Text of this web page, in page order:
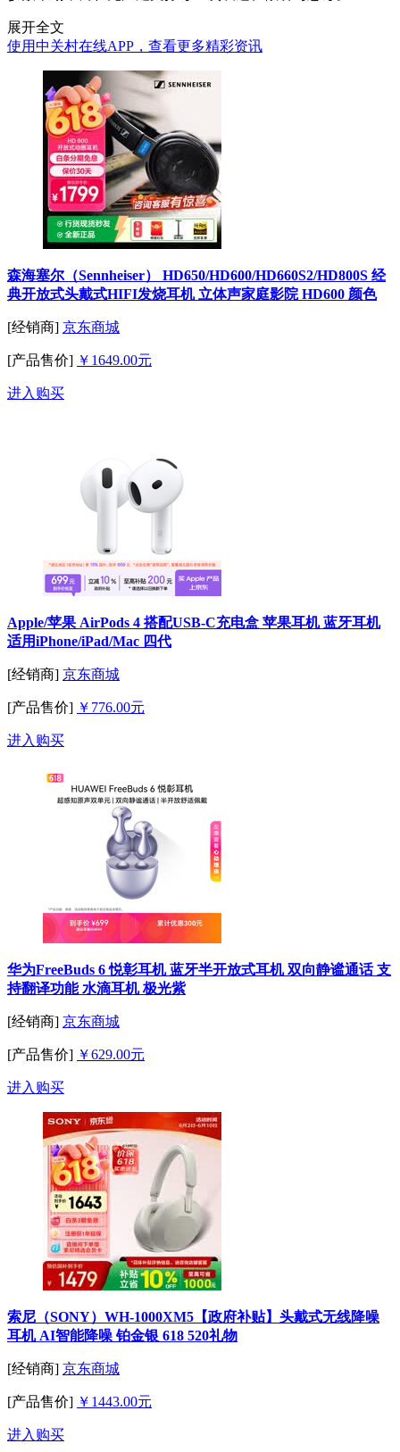
展开全文
使用中关村在线APP，查看更多精彩资讯
森海塞尔（Sennheiser） HD650/HD600/HD660S2/HD800S 经
典开放式头戴式HIFI发烧耳机 立体声家庭影院 HD600 颜色
[经销商] 京东商城
[产品售价] ￥1649.00元
进入购买
Apple/苹果 AirPods 4 搭配USB-C充电盒 苹果耳机 蓝牙耳机
适用iPhone/iPad/Mac 四代
[经销商] 京东商城
[产品售价] ￥776.00元
进入购买
华为FreeBuds 6 悦彰耳机 蓝牙半开放式耳机 双向静谧通话 支
持翻译功能 水滴耳机 极光紫
[经销商] 京东商城
[产品售价] ￥629.00元
进入购买
索尼（SONY）WH-1000XM5【政府补贴】头戴式无线降噪
耳机 AI智能降噪 铂金银 618 520礼物
[经销商] 京东商城
[产品售价] ￥1443.00元
进入购买